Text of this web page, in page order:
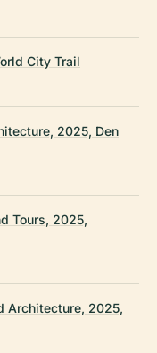
City Trail
2025, Den
Tours, 2025,
Architecture, 2025,